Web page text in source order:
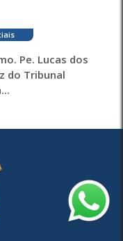
Pe. Lucas dos
do Tribunal